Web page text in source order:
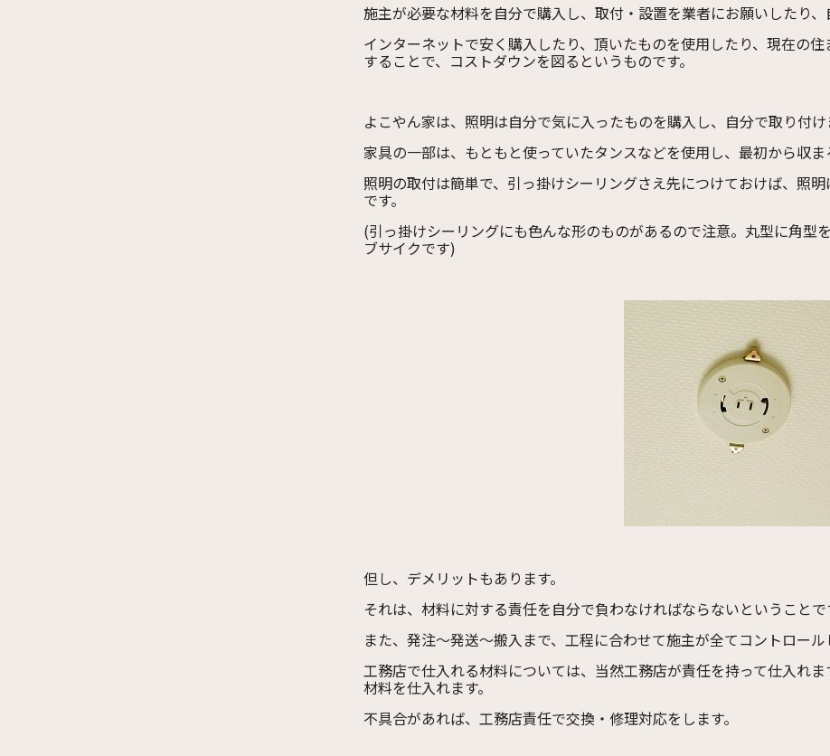
施主が必要な材料を自分で購入し、取付・設置を業者にお願いしたり、
インターネットで安く購入したり、頂いたものを使用したり、現在の
することで、コストダウンを図るというものです。
よこやん家は、照明は自分で気に入ったものを購入し、自分で取り付け
家具の一部は、もともと使っていたタンスなどを使用し、最初から収ま
照明の取付は簡単で、引っ掛けシーリングさえ先につけておけば、照
です。
(引っ掛けシーリングにも色んな形のものがあるので注意。丸型に角型
ブサイクです)
但し、デメリットもあります。
それは、材料に対する責任を自分で負わなければならないということで
また、発注～発送～搬入まで、工程に合わせて施主が全てコントロール
工務店で仕入れる材料については、当然工務店が責任を持って仕入れ
材料を仕入れます。
不具合があれば、工務店責任で交換・修理対応をします。